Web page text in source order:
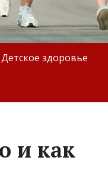
Детское здоровье
и как